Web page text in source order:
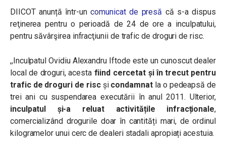
DIICOT anunță într-uncomunicat de presă că s-adispus
reţinerea pentru o perioadă de 24 de ore a inculpatului,
pentru săvârşirea infracţiunii de trafic de droguri de risc.
,,Inculpatul Ovidiu Alexandru Iftode este un cunoscut dealer
local de droguri, acesta fiind cercetat și în trecut pentru
trafic de droguri de riscși condamnatla o pedeapsă de
trei ani cu suspendarea executării în anul 2011. Ulterior,
inculpatul și-a reluat activitățile infracționale,
comercializând drogurile doar în cantități mari, de ordinul
kilogramelor unui cerc de dealeri stadali apropiați acestuia.